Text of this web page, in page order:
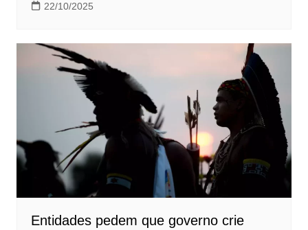
22/10/2025
Entidades pedem que governo crie